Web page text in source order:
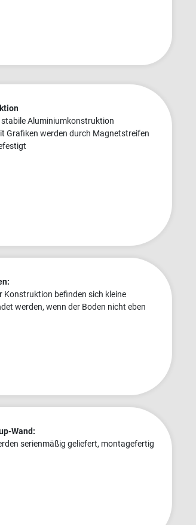
stabile Aluminiumkonstruktion
Grafiken werden durch Magnetstreifen
Konstruktion befinden sich kleine
werden, wenn der Boden nicht eben
Wand:
serienmäßig geliefert, montagefertig